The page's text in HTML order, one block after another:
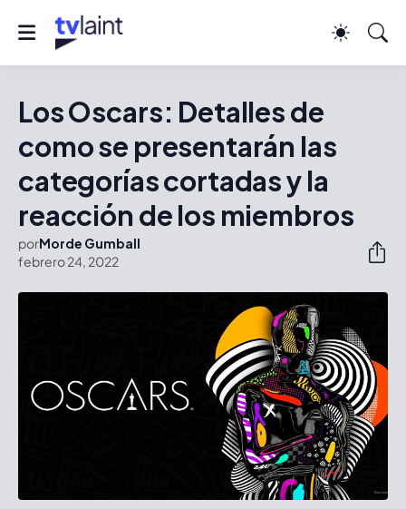
Los Oscars: Detalles de
como se presentarán las
categorías cortadas y la
reacción de los miembros
porMorde Gumball
febrero 24, 2022